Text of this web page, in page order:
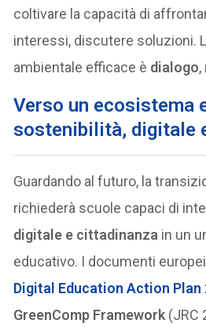
coltivare la capacità di
interessi, discutere soluzioni.
ambientale efficace è dialogo
Verso un ecosistema
sostenibilità, digitale
Guardando al futuro, la
richiederà scuole capaci di
digitale e cittadinanza in un
educativo. I documenti
Digital Education Action Plan
GreenComp Framework (JRC